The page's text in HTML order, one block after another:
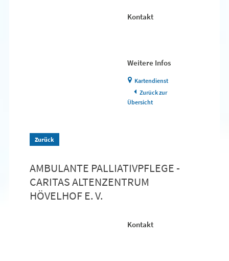
Kontakt
Weitere Infos
Kartendienst
Zurück zur
Übersicht
Zurück
AMBULANTE PALLIATIVPFLEGE -
CARITAS ALTENZENTRUM
HÖVELHOF E. V.
Kontakt